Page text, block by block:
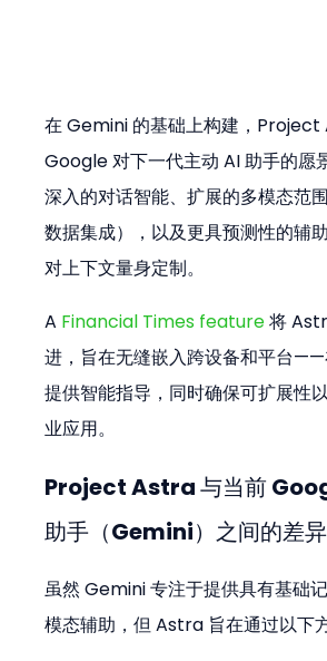
在 Gemini 的基础上构建，Project
Google 对下一代主动 AI 助手的愿
深入的对话智能、扩展的多模态范
数据集成），以及更具预测性的辅
对上下文量身定制。
A Financial Times feature 将
进，旨在无缝嵌入跨设备和平台
提供智能指导，同时确保可扩展性
业应用。
Project Astra 与当前
助手（Gemini）之间的差异
虽然 Gemini 专注于提供具有基础
模态辅助，但 Astra 旨在通过以下